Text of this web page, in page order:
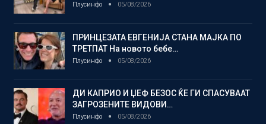
Плусинфо 05/08/2026
ПРИНЦЕЗАТА ЕВГЕНИЈА СТАНА МАЈКА ПО
ТРЕТПАТ На новото бебе…
Плусинфо 05/08/2026
ДИ КАПРИО И ЏЕФ БЕЗОС ЌЕ ГИ СПАСУВААТ
ЗАГРОЗЕНИТЕ ВИДОВИ…
Плусинфо 05/08/2026